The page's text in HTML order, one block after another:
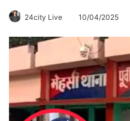
24city Live 10/04/2025